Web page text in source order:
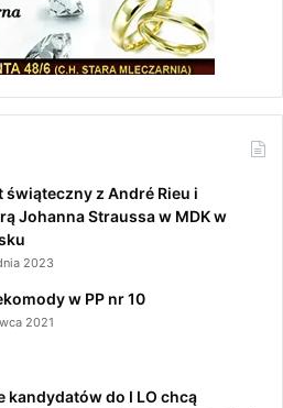
świąteczny z André Rieu i
Johanna Straussa w MDK w
2023
w PP nr 10
2021
kandydatów do I LO chcą